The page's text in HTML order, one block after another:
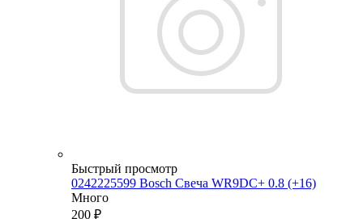
Быстрый просмотр
0242225599 Bosch Свеча WR9DC+ 0.8 (+16)
Много
200 ₽